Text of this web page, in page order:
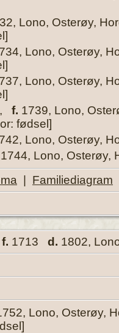
Lono, Osterøy,
Lono, Osterøy,
Lono, Osterøy,
, f. 1739, Lono,
fødsel]
Lono, Osterøy,
1744, Lono, Osterøy,
| Familiediagram
f. 1713 d. 1802,
Lono, Osterøy,